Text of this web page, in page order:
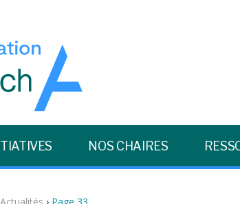
NOS CHAIRES